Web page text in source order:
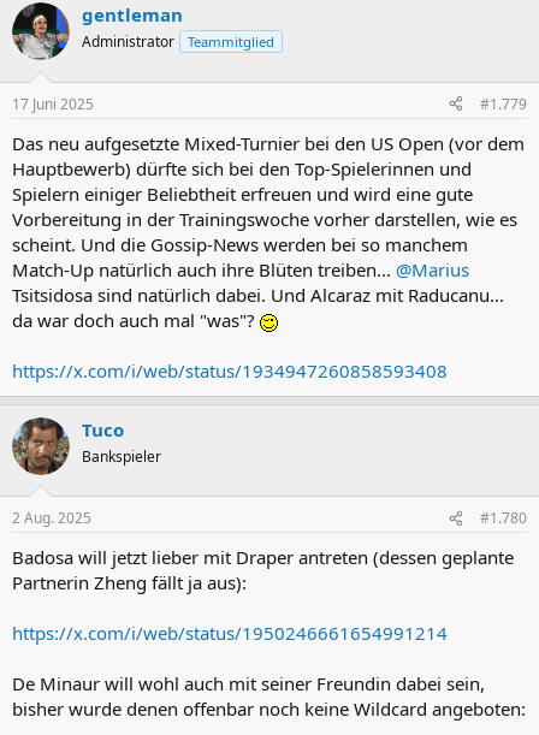
gentleman
Administrator Teammitglied
17 Juni 2025 #1.779
Das neu aufgesetzte Mixed-Turnier bei den US Open (vor dem
Hauptbewerb) dürfte sich bei den Top-Spielerinnen und
Spielern einiger Beliebtheit erfreuen und wird eine gute
Vorbereitung in der Trainingswoche vorher darstellen, wie es
scheint. Und die Gossip-News werden bei so manchem
Match-Up natürlich auch ihre Blüten treiben... @Marius
Tsitsidosa sind natürlich dabei. Und Alcaraz mit Raducanu...
da war doch auch mal "was"?
https://x.com/i/web/status/1934947260858593408
Tuco
Bankspieler
2 Aug. 2025 #1.780
Badosa will jetzt lieber mit Draper antreten (dessen geplante
Partnerin Zheng fällt ja aus):
https://x.com/i/web/status/1950246661654991214
De Minaur will wohl auch mit seiner Freundin dabei sein,
bisher wurde denen offenbar noch keine Wildcard angeboten: